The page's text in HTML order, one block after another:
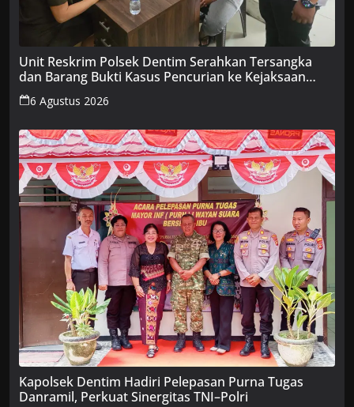
Unit Reskrim Polsek Dentim Serahkan Tersangka
dan Barang Bukti Kasus Pencurian ke Kejaksaan
Negeri Denpasar
6 Agustus 2026
Kapolsek Dentim Hadiri Pelepasan Purna Tugas
Danramil, Perkuat Sinergitas TNI–Polri